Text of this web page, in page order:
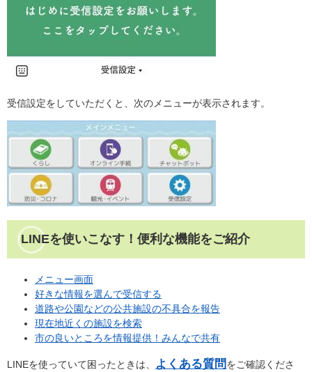
受信設定をしていただくと、次のメニューが表示されます。
LINEを使いこなす！便利な機能をご紹介
メニュー画面
好きな情報を選んで受信する
道路や公園などの公共施設の不具合を報告
現在地近くの施設を検索
市の良いところを情報提供！みんなで共有
LINEを使っていて困ったときは、 よくある質問をご確認くださ